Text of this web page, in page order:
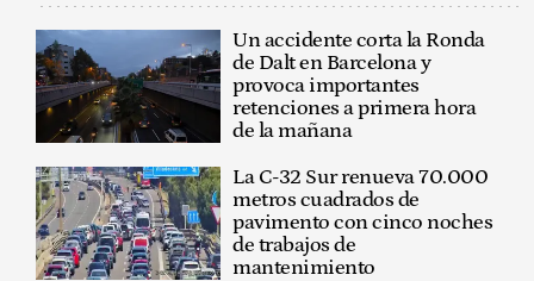
Un accidente corta la Ronda
de Dalt en Barcelona y
provoca importantes
retenciones a primera hora
de la mañana
La C-32 Sur renueva 70.000
metros cuadrados de
pavimento con cinco noches
de trabajos de
mantenimiento